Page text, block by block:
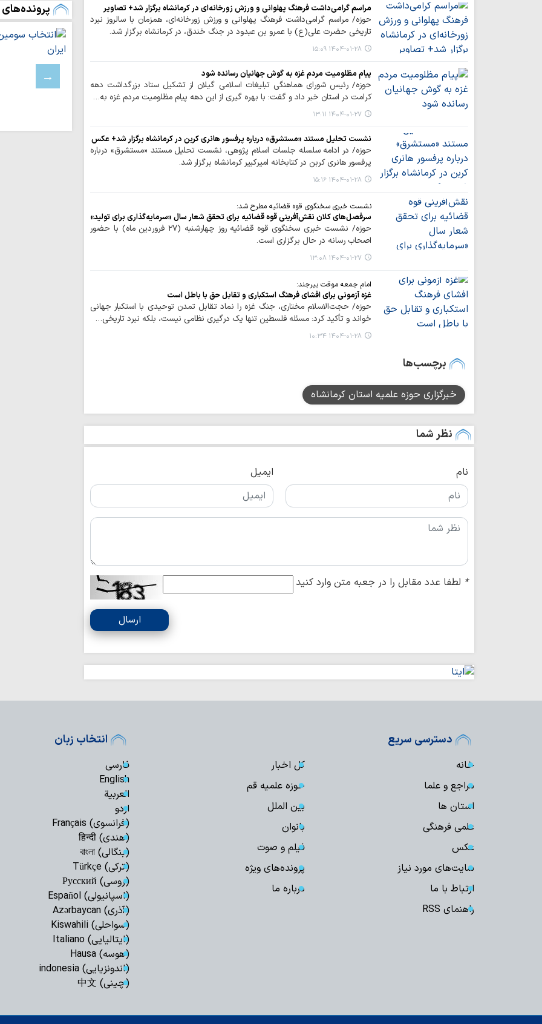
مراسم گرامی‌داشت فرهنگ پهلوانی و ورزش زورخانه‌ای در کرمانشاه برگزار شد+ تصاویر
حوزه/ مراسم گرامی‌داشت فرهنگ پهلوانی و ورزش زورخانه‌ای، همزمان با سالروز نبرد
تاریخی حضرت علی(ع) با عمرو بن عبدود در جنگ خندق، در کرمانشاه برگزار شد.
۱۴۰۴-۰۱-۲۸ ۱۵:۰۹
پیام مظلومیت مردم غزه به گوش جهانیان رسانده شود
حوزه/ رئیس شورای هماهنگی تبلیغات اسلامی گیلان از تشکیل ستاد بزرگداشت دهه
کرامت در استان خبر داد و گفت: با بهره گیری از این دهه پیام مظلومیت مردم غزه به…
۱۴۰۴-۰۱-۲۷ ۱۳:۱۱
نشست تحلیل مستند «مستشرق» درباره پرفسور هانری کربن در کرمانشاه برگزار شد+ عکس
حوزه/ در ادامه سلسله جلسات اسلام پژوهی، نشست تحلیل مستند «مستشرق» درباره
پرفسور هانری کربن در کتابخانه امیرکبیر کرمانشاه برگزار شد.
۱۴۰۴-۰۱-۲۸ ۱۵:۱۶
نشست خبری سخنگوی قوه قضائیه مطرح شد:
سرفصل‌های کلان نقش‌آفرینی قوه قضائیه برای تحقق شعار سال «سرمایه‌گذاری برای تولید»
حوزه/ نشست خبری سخنگوی قوه قضائیه روز چهارشنبه (۲۷ فروردین ماه) با حضور
اصحاب رسانه در حال برگزاری است.
۱۴۰۴-۰۱-۲۷ ۱۳:۰۸
امام جمعه موقت بیرجند:
غزه آزمونی برای افشای فرهنگ استکباری و تقابل حق با باطل است
حوزه/ حجت‌الاسلام مختاری، جنگ غزه را نماد تقابل تمدن توحیدی با استکبار جهانی
خواند و تأکید کرد: مسئله فلسطین تنها یک درگیری نظامی نیست، بلکه نبرد تاریخی…
۱۴۰۴-۰۱-۲۸ ۱۰:۳۴
برچسب‌ها
خبرگزاری حوزه علمیه استان کرمانشاه
نظر شما
نام ایمیل
* لطفا عدد مقابل را در جعبه متن وارد کنید
ارسال
دیدار نمایندگان
شهید سامعی +
نورلایب
کارنامه موکب
اربعین؛ از ۵۰ هزار پرس غذای روزانه…
امامزادگان قم
مفتی صور و
پیروان مکتب
برابر ظالمان تسلیم
پرونده‌های
دسترسی سریع
خانه
کل اخبار
مراجع و علما
حوزه علمیه قم
استان ها
بین الملل
علمی فرهنگی
بانوان
عکس
فیلم و صوت
سایت‌های مورد نیاز
پرونده‌های ویژه
ارتباط با ما
درباره ما
راهنمای RSS
انتخاب زبان
فارسی
English
العربیة
اردو
(فرانسوی) Français
(هندی) हिन्दी
(بنگالی) বাংলা
(ترکی) Türkçe
(روسی) Русский
(اسپانیولی) Español
(آذری) Azərbaycan
(سواحلی) Kiswahili
(ایتالیایی) Italiano
(هوسه) Hausa
(اندونزیایی) indonesia
(چینی) 中文